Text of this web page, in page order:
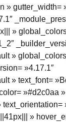
» gutter_width=
»
»
»4.17.1″
» text_font=
»#d2c0aa »
»